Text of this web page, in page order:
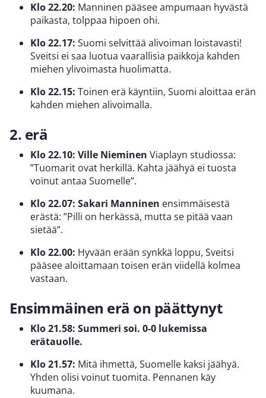
Klo 22.20: Manninen pääsee ampumaan hyvästä
paikasta, tolppaa hipoen ohi.
Klo 22.17: Suomi selvittää alivoiman loistavasti!
Sveitsi ei saa luotua vaarallisia paikkoja kahden
miehen ylivoimasta huolimatta.
Klo 22.15: Toinen erä käyntiin, Suomi aloittaa erän
kahden miehen alivoimalla.
2. erä
Klo 22.10: Ville Nieminen Viaplayn studiossa:
”Tuomarit ovat herkillä. Kahta jäähyä ei tuosta
voinut antaa Suomelle”.
Klo 22.07: Sakari Manninen ensimmäisestä
erästä: ”Pilli on herkässä, mutta se pitää vaan
sietää”.
Klo 22.00: Hyvään erään synkkä loppu, Sveitsi
pääsee aloittamaan toisen erän viidellä kolmea
vastaan.
Ensimmäinen erä on päättynyt
Klo 21.58: Summeri soi. 0-0 lukemissa
erätauolle.
Klo 21.57: Mitä ihmettä, Suomelle kaksi jäähyä.
Yhden olisi voinut tuomita. Pennanen käy
kuumana.